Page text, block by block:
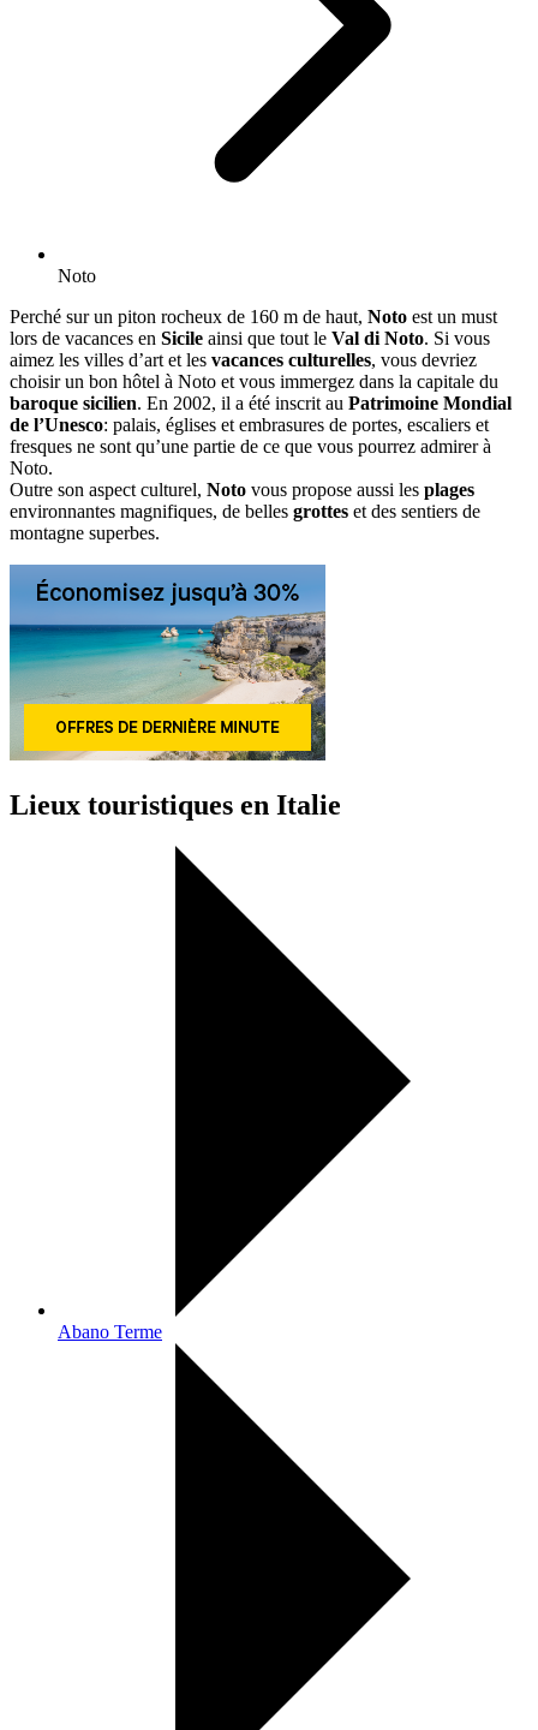
Noto
Perché sur un piton rocheux de 160 m de haut, Noto est un must
lors de vacances en Sicile ainsi que tout le Val di Noto. Si vous
aimez les villes d’art et les vacances culturelles, vous devriez
choisir un bon hôtel à Noto et vous immergez dans la capitale du
baroque sicilien. En 2002, il a été inscrit au Patrimoine Mondial
de l’Unesco: palais, églises et embrasures de portes, escaliers et
fresques ne sont qu’une partie de ce que vous pourrez admirer à
Noto.
Outre son aspect culturel, Noto vous propose aussi les plages
environnantes magnifiques, de belles grottes et des sentiers de
montagne superbes.
Lieux touristiques en Italie
Abano Terme